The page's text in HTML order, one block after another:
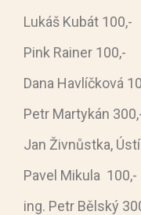
Lukáš Kubát 100,-
Pink Rainer 100,-
Dana Havlíčková
Petr Martykán
Jan Živnůstka,
Pavel Mikula 100,-
ing. Petr Bělský